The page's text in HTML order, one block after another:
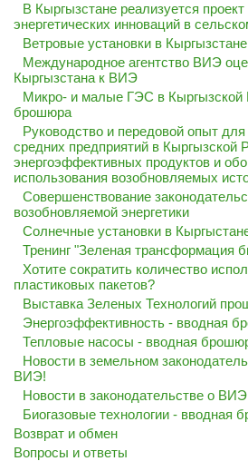
В Кыргызстане реализуется
энергетических инноваций в
Ветровые установки в
Международное агентство ВИЭ
Кыргызстана к ВИЭ
Микро- и малые ГЭС в Кыргызской
брошюра
Руководство и передовой опыт
средних предприятий в Кыргызской
энергоэффективных продуктов и
использования возобновляемых
Совершенствование
возобновляемой энергетики
Солнечные установки в
Тренинг "Зеленая трансформация
Хотите сократить количество
пластиковых пакетов?
Выставка Зеленых Технологий
Энергоэффективность - вводная
Тепловые насосы - вводная
Новости в земельном
ВИЭ!
Новости в законодательстве о
Биогазовые технологии - вводная
Возврат и обмен
Вопросы и ответы